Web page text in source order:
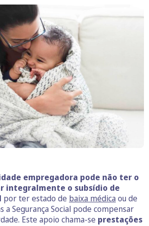
empregadora pode não ter o
integralmente o subsídio de
por ter estado de baixa médica ou de
a Segurança Social pode compensar
Este apoio chama-se prestações